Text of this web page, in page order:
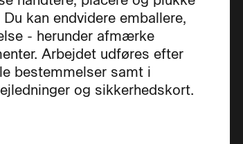
kan endvidere emballere,
- herunder afmærke
Arbejdet udføres efter
bestemmelser samt i
og sikkerhedskort.